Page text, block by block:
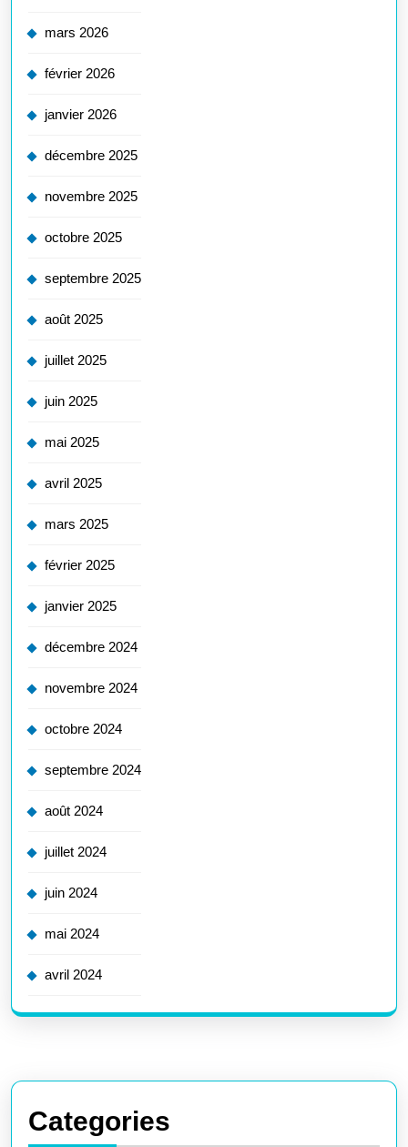
mars 2026
février 2026
janvier 2026
décembre 2025
novembre 2025
octobre 2025
septembre 2025
août 2025
juillet 2025
juin 2025
mai 2025
avril 2025
mars 2025
février 2025
janvier 2025
décembre 2024
novembre 2024
octobre 2024
septembre 2024
août 2024
juillet 2024
juin 2024
mai 2024
avril 2024
Categories